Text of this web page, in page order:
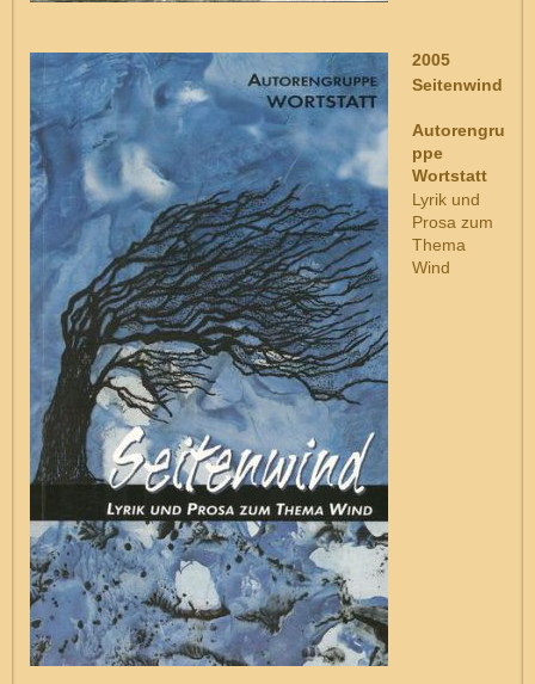
2005
Seitenwind
Autorengru
ppe
Wortstatt
Lyrik und
Prosa zum
Thema
Wind